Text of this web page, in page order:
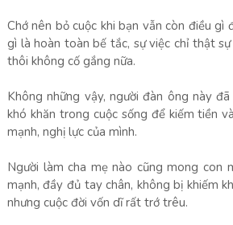
Chớ nên bỏ cuộc khi bạn vẫn còn điều gì
gì là hoàn toàn bế tắc, sự việc chỉ thật
thôi không cố gắng nữa.
Không những vậy, người đàn ông này
khó khăn trong cuộc sống để kiếm tiền
mạnh, nghị lực của mình.
Người làm cha mẹ nào cũng mong con
mạnh, đầy đủ tay chân, không bị khiếm
nhưng cuộc đời vốn dĩ rất trớ trêu.